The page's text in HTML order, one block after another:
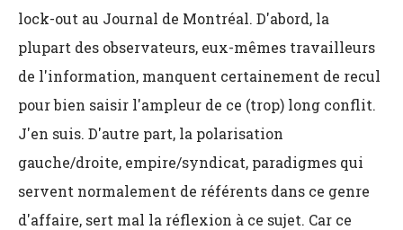
lock-out au Journal de Montréal. D'abord, la
plupart des observateurs, eux-mêmes travailleurs
de l'information, manquent certainement de recul
pour bien saisir l'ampleur de ce (trop) long conflit.
J'en suis. D'autre part, la polarisation
gauche/droite, empire/syndicat, paradigmes qui
servent normalement de référents dans ce genre
d'affaire, sert mal la réflexion à ce sujet. Car ce